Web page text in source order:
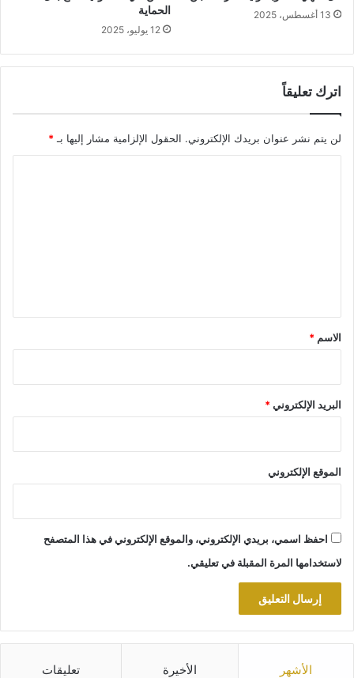
13 أغسطس، 2025
الحماية
12 يوليو، 2025
اترك تعليقاً
لن يتم نشر عنوان بريدك الإلكتروني. الحقول الإلزامية مشار إليها بـ *
*
الاسم *
البريد الإلكتروني*
الموقع الإلكتروني
احفظ اسمي، بريدي الإلكتروني، والموقع الإلكتروني في هذا المتصفح
لاستخدامها المرة المقبلة في تعليقي.
الأشهر الأخيرة تعليقات